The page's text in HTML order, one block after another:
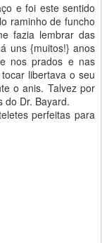
e foi este sentido
raminho de funcho
fazia lembrar das
uns {muitos!} anos
nos prados e nas
libertava o seu
o anis. Talvez por
do Dr. Bayard.
perfeitas para